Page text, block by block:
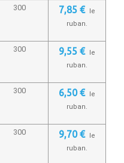
300 7,85 € le
ruban.
300 9,55 € le
ruban.
300 6,50 € le
ruban.
300 9,70 € le
ruban.